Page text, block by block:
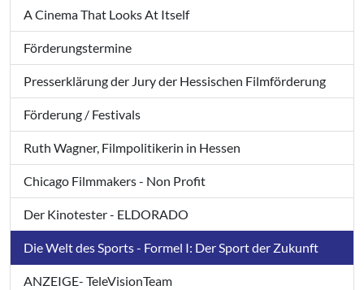
A Cinema That Looks At Itself
Förderungstermine
Presserklärung der Jury der Hessischen Filmförderung
Förderung / Festivals
Ruth Wagner, Filmpolitikerin in Hessen
Chicago Filmmakers - Non Profit
Der Kinotester - ELDORADO
Die Welt des Sports - Formel I: Der Sport der Zukunft
ANZEIGE- TeleVisionTeam